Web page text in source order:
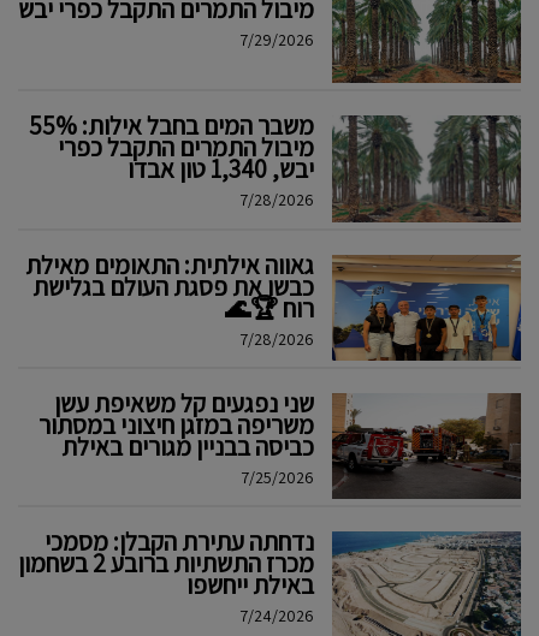
מיבול התמרים התקבל כפרי יבש
7/29/2026
משבר המים בחבל אילות: 55%
מיבול התמרים התקבל כפרי
יבש, 1,340 טון אבדו
7/28/2026
גאווה אילתית: התאומים מאילת
כבשו את פסגת העולם בגלישת
רוח 🏆🌊
7/28/2026
שני נפגעים קל משאיפת עשן
משריפה במזגן חיצוני במסתור
כביסה בבניין מגורים באילת
7/25/2026
נדחתה עתירת הקבלן: מסמכי
מכרז התשתיות ברובע 2 בשחמון
באילת ייחשפו
7/24/2026